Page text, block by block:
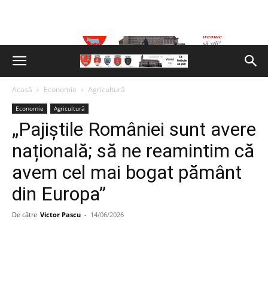
Acasă Economie Agricultură
Economie Agricultură
„Pajiștile României sunt avere
națională; să ne reamintim că
avem cel mai bogat pământ
din Europa”
De către Victor Pascu - 14/06/2026